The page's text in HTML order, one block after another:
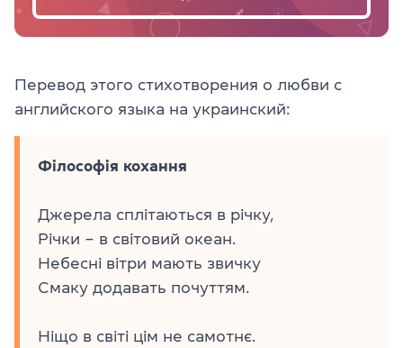
Перевод этого стихотворения о любви с
английского языка на украинский:
Філософія кохання
Джерела сплітаються в річку,
Річки – в світовий океан.
Небесні вітри мають звичку
Смаку додавать почуттям.
Ніщо в світі цім не самотнє.